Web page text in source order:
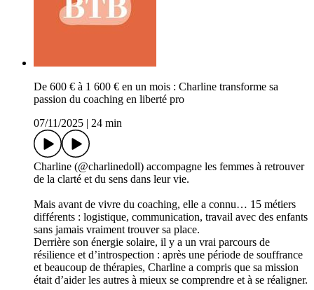
De 600 € à 1 600 € en un mois : Charline transforme sa
passion du coaching en liberté pro
07/11/2025
24 min
Charline (@charlinedoll) accompagne les femmes à retrouver
de la clarté et du sens dans leur vie.
Mais avant de vivre du coaching, elle a connu… 15 métiers
différents : logistique, communication, travail avec des enfants
sans jamais vraiment trouver sa place.
Derrière son énergie solaire, il y a un vrai parcours de
résilience et d’introspection : après une période de souffrance
et beaucoup de thérapies, Charline a compris que sa mission
était d’aider les autres à mieux se comprendre et à se réaligner.